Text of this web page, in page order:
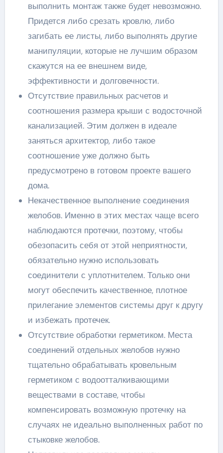
выполнить монтаж также будет невозможно.
Придется либо срезать кровлю, либо
загибать ее листы, либо выполнять другие
манипуляции, которые не лучшим образом
скажутся на ее внешнем виде,
эффективности и долговечности.
Отсутствие правильных расчетов и
соотношения размера крыши с водосточной
канализацией. Этим должен в идеале
заняться архитектор, либо такое
соотношение уже должно быть
предусмотрено в готовом проекте вашего
дома.
Некачественное выполнение соединения
желобов. Именно в этих местах чаще всего
наблюдаются протечки, поэтому, чтобы
обезопасить себя от этой неприятности,
обязательно нужно использовать
соединители с уплотнителем. Только они
могут обеспечить качественное, плотное
прилегание элементов системы друг к другу
и избежать протечек.
Отсутствие обработки герметиком. Места
соединений отдельных желобов нужно
тщательно обрабатывать кровельным
герметиком с водоотталкивающими
веществами в составе, чтобы
компенсировать возможную протечку на
случаях не идеально выполненных работ по
стыковке желобов.